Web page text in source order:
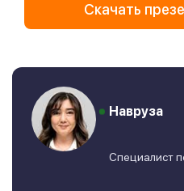
Скачать
Навруза
Специалист